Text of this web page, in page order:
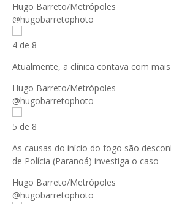
Hugo Barreto/Metrópoles
@hugobarretophoto
4 de 8
Atualmente, a clínica contava com
Hugo Barreto/Metrópoles
@hugobarretophoto
5 de 8
As causas do início do fogo são
de Polícia (Paranoá) investiga o caso
Hugo Barreto/Metrópoles
@hugobarretophoto